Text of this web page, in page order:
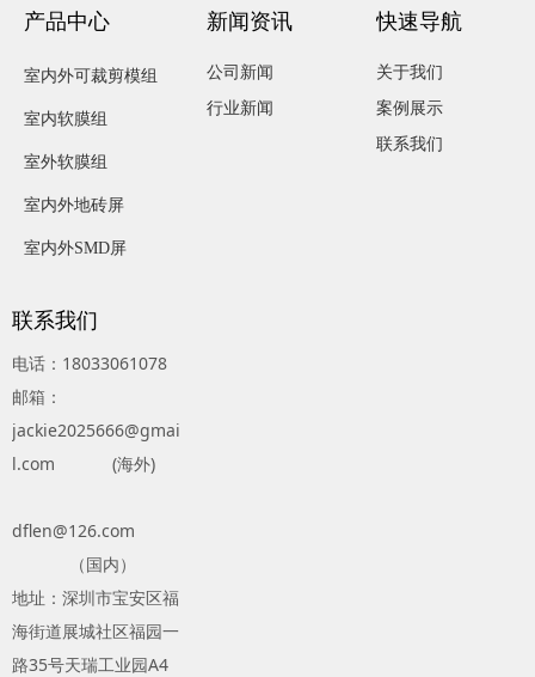
联系我们
电话：18033061078
邮箱：
jackie2025666@gmai
l.com (海外)
dflen@126.com
（国内）
地址：深圳市宝安区福
海街道展城社区福园一
路35号天瑞工业园A4
产品中心
室内外可裁剪模组
室内软膜组
室外软膜组
室内外地砖屏
室内外SMD屏
公司新闻
行业新闻
新闻资讯 快速导航
关于我们
案例展示
联系我们